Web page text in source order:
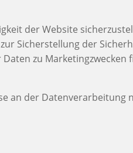
der Website
Sicherstellung der
zu Marketingzwecken
an der Datenverarbeitung